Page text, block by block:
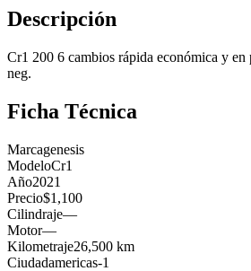
Descripción
Cr1 200 6 cambios rápida económica y en
neg.
Ficha Técnica
Marcagenesis
ModeloCr1
Año2021
Precio$1,100
Cilindraje—
Motor—
Kilometraje26,500 km
Ciudadamericas-1